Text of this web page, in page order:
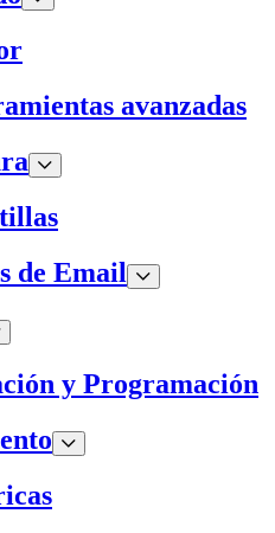
avanzadas
de Email
y Programación